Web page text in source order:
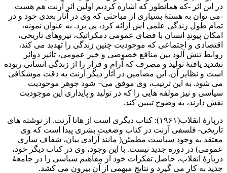
در این اثر -که همانطور که اشاره کردیم اولین اثر آرنت هم هست
-می توان به هستۀ بسیاری از مباحثی که وی در آثار بعدی خود و در
تمام طول زندگی علمی اش ارائه کرد، پی برد. به عنوان نمونه،
امکان پیوندِ انسان با فضای عمومی دمکراتیک، نیروهای تاریخی،
اقتصادی و اجتماعی که موجودیت چنین زندگی را تهدید می کند،
روابط تنش آلود بین منافع خصوصی و خیر عمومی، تاثیر دوائر
تشدید یافتۀ تولید و مصرف که آرام و قرار را از زندگی انسانی ربوده
است و نظایر آن. این مضامین در آثار دیگر آرنت به دقت موشکافی
می شود. به این ترتیب، وی موفق می¬ شود جوهر موجودیت
سیاسی و نیز مولفه هایی را که در تولید و پایداری این موجودیت
نقش دارند، به وضوح تبیین کند.
دربارۀ انقلاب(۱۹۶۱): کتاب دیگری است از هانا آرنت. از نوشته های
تاریخی- فلسفی آرنت در کتاب وضعیت بشری پیدا است که وی
معتقد به وجود سیاست مطمئن( مانند آزادی بیان، شفاف سازی
عمومی) در دوره جدید نیست. با این وجود، وی در کتاب دیگر خود،
دربارۀ انقلاب، حاصل تفکرات خود از مفاهیم سیاسی را در جامعۀ
جدید به کار می گیرد و نتایج مبهمی از آن بیرون می کشد.